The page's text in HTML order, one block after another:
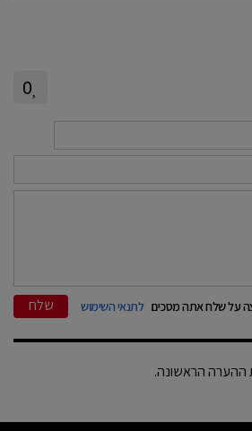
0
על שלח אתה מסכים לתנאי השימוש שלח
ההערה הראשונה.